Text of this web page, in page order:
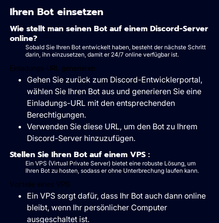
Ihren Bot einsetzen
Wie stellt man seinen Bot auf einem Discord-Server
online?
Sobald Sie Ihren Bot entwickelt haben, besteht der nächste Schritt
darin, ihn einzusetzen, damit er 24/7 online verfügbar ist.
Einladungs-URL generieren :
Gehen Sie zurück zum Discord-Entwicklerportal,
wählen Sie Ihren Bot aus und generieren Sie eine
Einladungs-URL mit den entsprechenden
Berechtigungen.
Verwenden Sie diese URL, um den Bot zu Ihrem
Discord-Server hinzuzufügen.
Stellen Sie Ihren Bot auf einem VPS :
Ein VPS (Virtual Private Server) bietet eine robuste Lösung, um
Ihren Bot zu hosten, sodass er ohne Unterbrechung laufen kann.
Vorteile eines VPS :
Ein VPS sorgt dafür, dass Ihr Bot auch dann online
bleibt, wenn Ihr persönlicher Computer
ausgeschaltet ist.